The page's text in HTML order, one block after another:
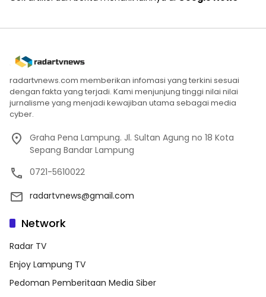
radartvnews.com memberikan infomasi yang terkini sesuai
dengan fakta yang terjadi. Kami menjunjung tinggi nilai nilai
jurnalisme yang menjadi kewajiban utama sebagai media
cyber.
Graha Pena Lampung. Jl. Sultan Agung no 18 Kota
Sepang Bandar Lampung
0721-5610022
radartvnews@gmail.com
Network
Radar TV
Enjoy Lampung TV
Pedoman Pemberitaan Media Siber